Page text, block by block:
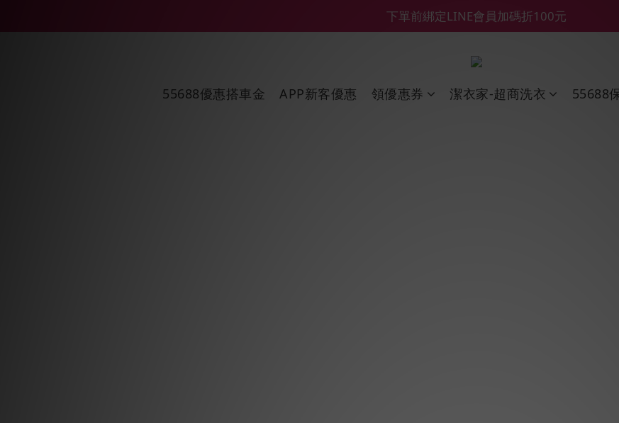
【鑽石熊/金熊新客首購限定】優惠搭車金
【55688商城】6 月年中慶滿額贈品發送延遲公告
55688優惠搭車金 APP新客優惠 領優惠券 潔衣家-超商洗衣 55688